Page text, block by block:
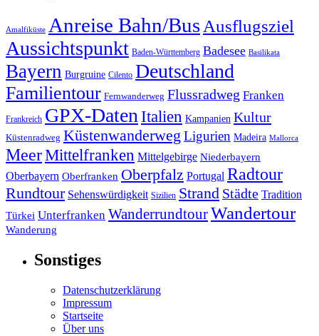
Amalfiküste Anreise Bahn/BusAusflugsziel
Aussichtspunkt Baden-Württemberg Badesee Basilikata
Bayern Burgruine Cilento Deutschland
Familientour Fernwanderweg Flussradweg Franken
Frankreich GPX-DatenItalien Kampanien Kultur
Küstenradweg Küstenwanderweg Ligurien Madeira Mallorca
MeerMittelfranken Mittelgebirge Niederbayern
Oberbayern Oberfranken Oberpfalz Portugal Radtour
Rundtour Sehenswürdigkeit Sizilien Strand Städte Tradition
Türkei Unterfranken WanderrundtourWandertour
Wanderung
Sonstiges
Datenschutzerklärung
Impressum
Startseite
Über uns